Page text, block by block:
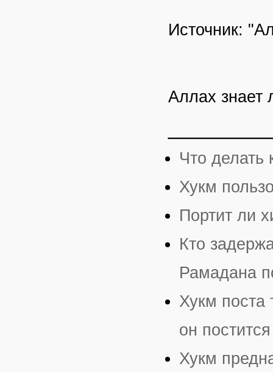
Источник:
Аллах знает
Что делать
Хукм
Портит ли
Кто
Рамадана
Хукм поста
он постится
Хукм